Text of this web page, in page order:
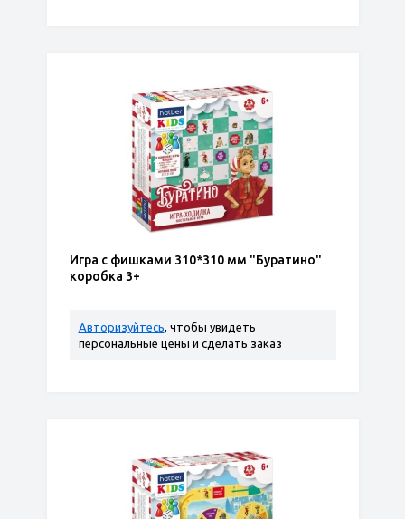
Игра с фишками 310*310 мм "Буратино"
коробка 3+
Авторизуйтесь, чтобы увидеть
персональные цены и сделать заказ